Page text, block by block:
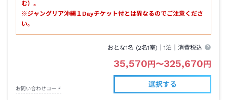
む）。
※ジャングリア沖縄１Dayチケット付とは異なるのでご注意くださ
い。
おとな1名 (2名1室)｜1泊 ｜消費税込
35,570円〜325,670円
お問い合わせコード
選択する